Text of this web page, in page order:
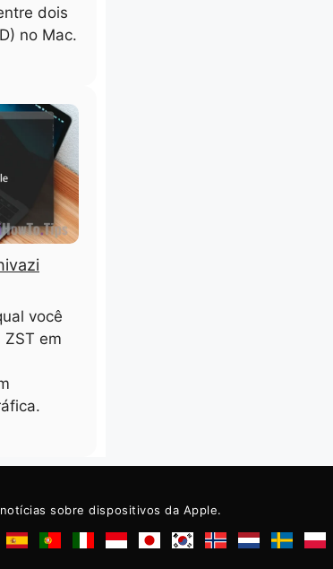
dois
no Mac.
você
em
sobre dispositivos da Apple.